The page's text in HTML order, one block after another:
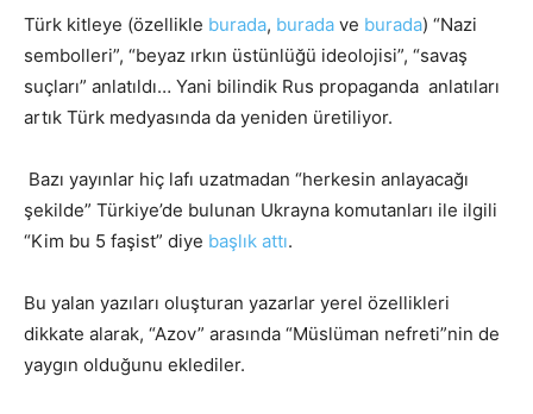
Türk kitleye (özellikle burada, burada ve burada) “Nazi
sembolleri”, “beyaz ırkın üstünlüğü ideolojisi”, “savaş
suçları” anlatıldı… Yani bilindik Rus propaganda anlatıları
artık Türk medyasında da yeniden üretiliyor.
Bazı yayınlar hiç lafı uzatmadan “herkesin anlayacağı
şekilde” Türkiye’de bulunan Ukrayna komutanları ile ilgili
“Kim bu 5 faşist” diye başlık attı.
Bu yalan yazıları oluşturan yazarlar yerel özellikleri
dikkate alarak, “Azov” arasında “Müslüman nefreti”nin de
yaygın olduğunu eklediler.